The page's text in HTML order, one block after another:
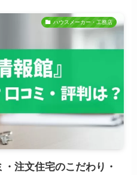
ハウスメーカー・工務店
注文住宅のこだわり・